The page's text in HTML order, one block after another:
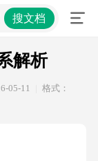
系解析
搜文档
解析
05-11
格式：